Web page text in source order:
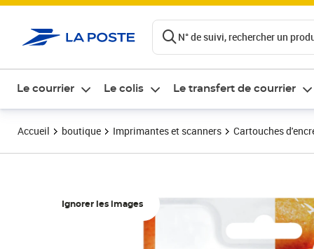
N° de suivi, rechercher un
Le courrier Le colis Le transfert de courrier
Accueil boutique Imprimantes et scanners Cartouches
Ignorer les images